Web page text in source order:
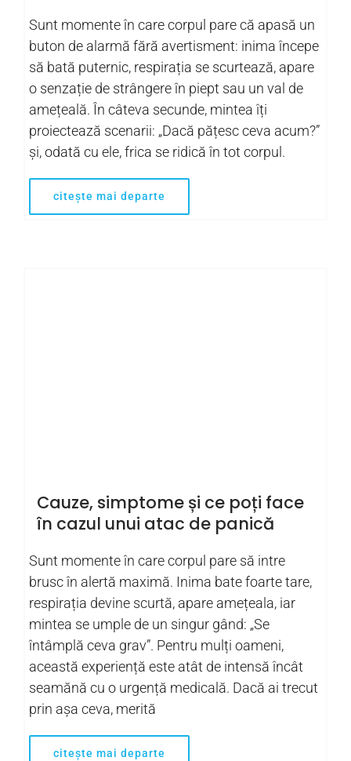
Sunt momente în care corpul pare că apasă un
buton de alarmă fără avertisment: inima începe
să bată puternic, respirația se scurtează, apare
o senzație de strângere în piept sau un val de
amețeală. În câteva secunde, mintea îți
proiectează scenarii: „Dacă pățesc ceva acum?”
și, odată cu ele, frica se ridică în tot corpul.
citește mai departe
Cauze, simptome și ce poți face
în cazul unui atac de panică
Sunt momente în care corpul pare să intre
brusc în alertă maximă. Inima bate foarte tare,
respirația devine scurtă, apare amețeala, iar
mintea se umple de un singur gând: „Se
întâmplă ceva grav”. Pentru mulți oameni,
această experiență este atât de intensă încât
seamănă cu o urgență medicală. Dacă ai trecut
prin așa ceva, merită
citește mai departe